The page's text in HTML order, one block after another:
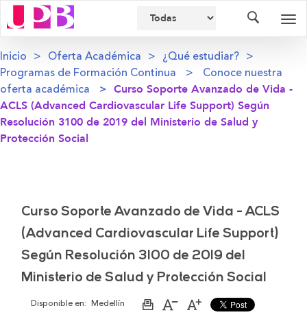
Inicio Oferta Académica
¿Qué estudiar?
Programas de Formación Continua
Conoce nuestra
oferta académica
Curso Soporte Avanzado de Vida -
ACLS (Advanced Cardiovascular Life Support) Según
Resolución 3100 de 2019 del Ministerio de Salud y
Protección Social
Curso Soporte Avanzado de Vida - ACLS
(Advanced Cardiovascular Life Support)
Según Resolución 3100 de 2019 del
Ministerio de Salud y Protección Social
Disponible en: Medellín
ImprimirAumentarDisminuir